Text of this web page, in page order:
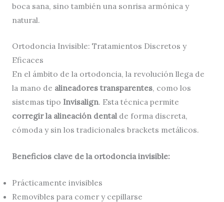
boca sana, sino también una sonrisa armónica y
natural.
Ortodoncia Invisible: Tratamientos Discretos y
Eficaces
En el ámbito de la ortodoncia, la revolución llega de
la mano de alineadores transparentes, como los
sistemas tipo Invisalign. Esta técnica permite
corregir la alineación dentalde forma discreta,
cómoda y sin los tradicionales brackets metálicos.
Beneficios clave de la ortodoncia invisible:
Prácticamente invisibles
Removibles para comer y cepillarse